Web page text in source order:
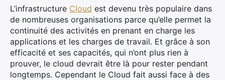
L’infrastructure Cloud est devenu très populaire dans
de nombreuses organisations parce qu’elle permet la
continuité des activités en prenant en charge les
applications et les charges de travail. Et grâce à son
efficacité et ses capacités, qui n’ont plus rien à
prouver, le cloud devrait être là pour rester pendant
longtemps. Cependant le Cloud fait aussi face à des